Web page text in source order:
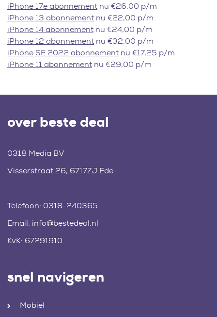
iPhone 17e abonnement nu €26,00 p/m
iPhone 13 abonnement nu €22,00 p/m
iPhone 14 abonnement nu €24,00 p/m
iPhone 12 abonnement nu €32,00 p/m
iPhone SE 2022 abonnement nu €17,25 p/m
iPhone 11 abonnement nu €29,00 p/m
over beste deal
0318 Media BV
Visserstraat 26, 6717ZJ Ede
Telefoon: 0318-240365
Email: info@bestedeal.nl
KvK: 67291910
snel navigeren
Mobiel